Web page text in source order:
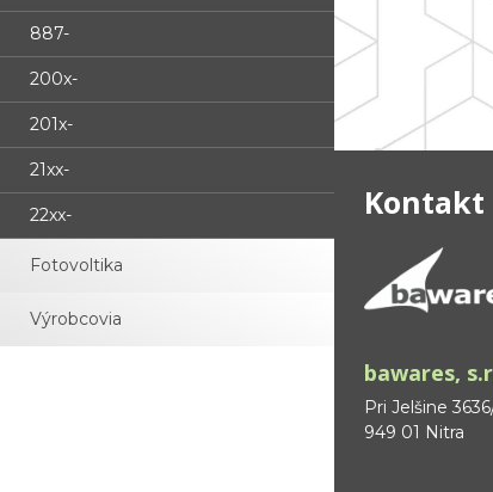
887-
200x-
201x-
21xx-
22xx-
Fotovoltika
Výrobcovia
Kontakt
bawares,
Pri Jelšine
949 01 Nitra